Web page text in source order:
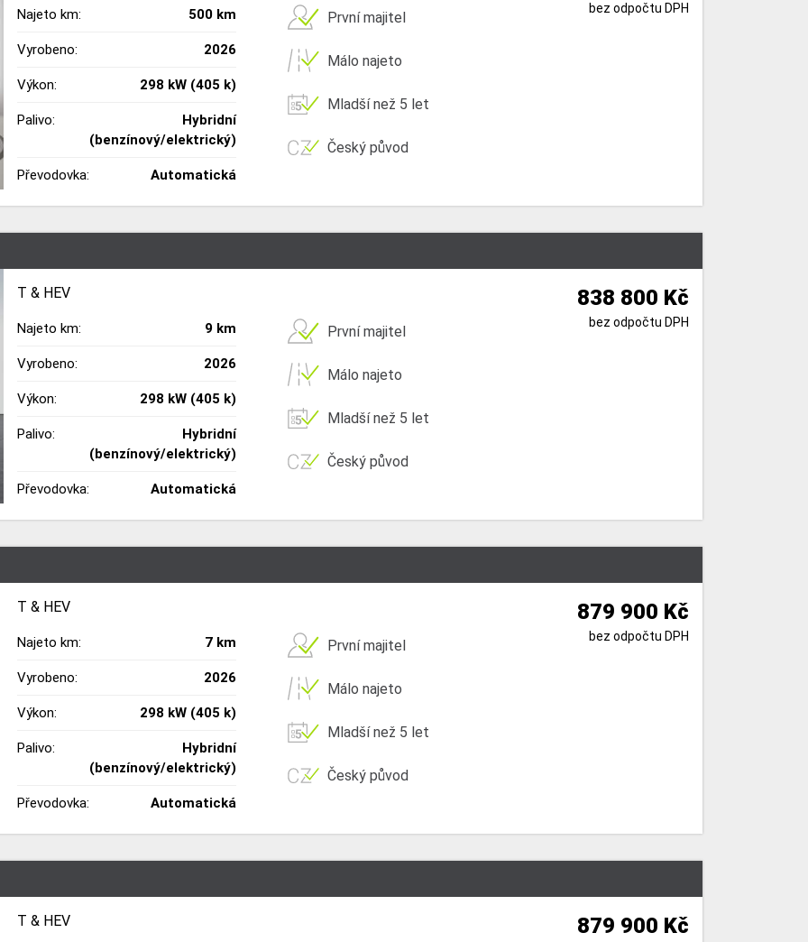
Najeto km: 500 km
Vyrobeno: 2026
Výkon: 298 kW (405 k)
Palivo:
Hybridní
(benzínový/elektrický)
Převodovka: Automatická
První majitel
Málo najeto
Mladší než 5 let
Český původ
bez odpočtu DPH
T & HEV
Najeto km: 9 km
Vyrobeno: 2026
Výkon: 298 kW (405 k)
Palivo:
Hybridní
(benzínový/elektrický)
Převodovka: Automatická
První majitel
Málo najeto
Mladší než 5 let
Český původ
838 800 Kč
bez odpočtu DPH
T & HEV
Najeto km: 7 km
Vyrobeno: 2026
Výkon: 298 kW (405 k)
Palivo:
Hybridní
(benzínový/elektrický)
Převodovka: Automatická
První majitel
Málo najeto
Mladší než 5 let
Český původ
879 900 Kč
bez odpočtu DPH
T & HEV 879 900 Kč